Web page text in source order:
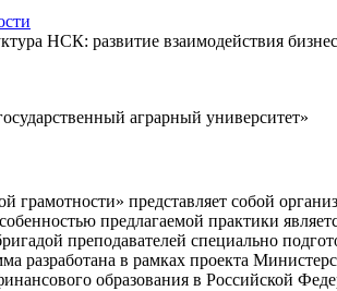
НСК: развитие взаимодействия
аграрный университет»
грамотности» представляет собой
предлагаемой практики
преподавателей специально
разработана в рамках проекта
образования в Российской